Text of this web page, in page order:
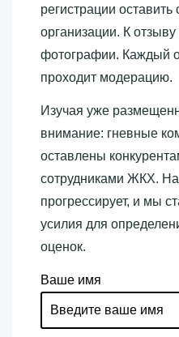
регистрации
организации. К
фотографии. Каждый
проходит модерацию.
Изучая уже
внимание: гневные
оставлены
сотрудниками ЖКХ.
прогрессирует, и мы
усилия для
оценок.
Ваше имя